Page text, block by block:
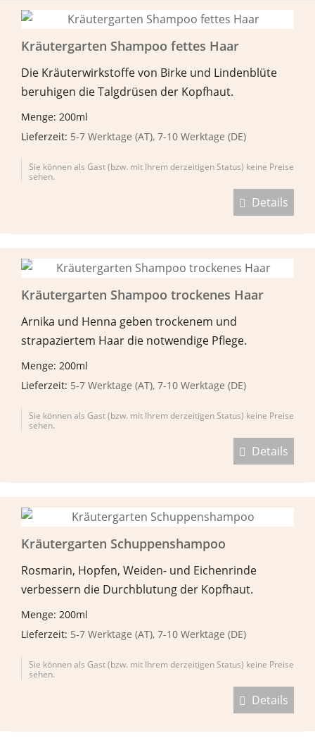
Kräutergarten Shampoo fettes Haar
Die Kräuterwirkstoffe von Birke und Lindenblüte
beruhigen die Talgdrüsen der Kopfhaut.
Menge: 200ml
Lieferzeit: 5-7 Werktage (AT), 7-10 Werktage (DE)
Sie können als Gast (bzw. mit Ihrem derzeitigen Status) keine Preise
sehen.
Details
Kräutergarten Shampoo trockenes Haar
Arnika und Henna geben trockenem und
strapaziertem Haar die notwendige Pflege.
Menge: 200ml
Lieferzeit: 5-7 Werktage (AT), 7-10 Werktage (DE)
Sie können als Gast (bzw. mit Ihrem derzeitigen Status) keine Preise
sehen.
Details
Kräutergarten Schuppenshampoo
Rosmarin, Hopfen, Weiden- und Eichenrinde
verbessern die Durchblutung der Kopfhaut.
Menge: 200ml
Lieferzeit: 5-7 Werktage (AT), 7-10 Werktage (DE)
Sie können als Gast (bzw. mit Ihrem derzeitigen Status) keine Preise
sehen.
Details